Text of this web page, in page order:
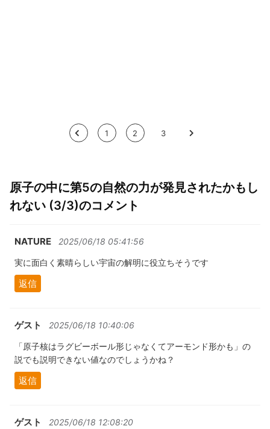
< 1 2 3 >
原子の中に第5の自然の力が発見されたかもし
れない (3/3)のコメント
NATURE 2025/06/18 05:41:56
実に面白く素晴らしい宇宙の解明に役立ちそうです
返信
ゲスト 2025/06/18 10:40:06
「原子核はラグビーボール形じゃなくてアーモンド形かも」の
説でも説明できない値なのでしょうかね？
返信
ゲスト 2025/06/18 12:08:20